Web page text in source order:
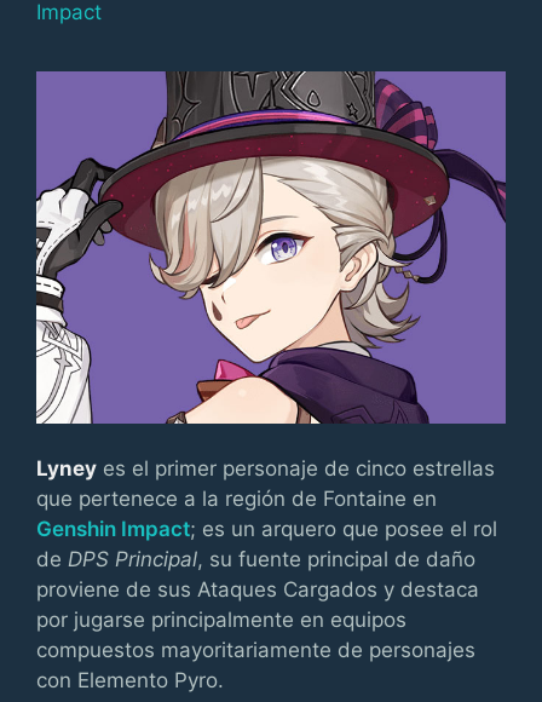
Impact
Lyney es el primer personaje de cinco estrellas
que pertenece a la región de Fontaine en
Genshin Impact; es un arquero que posee el rol
de DPS Principal, su fuente principal de daño
proviene de sus Ataques Cargados y destaca
por jugarse principalmente en equipos
compuestos mayoritariamente de personajes
con Elemento Pyro.